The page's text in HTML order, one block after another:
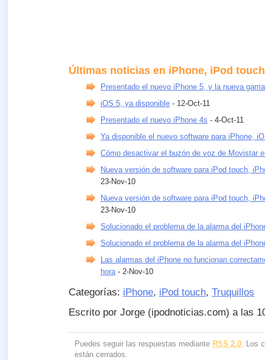
Últimas noticias en iPhone, iPod
Presentado el nuevo iPhone 5, y la nueva
iOS 5, ya disponible - 12-Oct-11
Presentado el nuevo iPhone 4s - 4-Oct-11
Ya disponible el nuevo software para iPhone,
Cómo desactivar el buzón de voz de Movistar
Nueva versión de software para iPod touch,
23-Nov-10
Nueva versión de software para iPod touch,
23-Nov-10
Solucionado el problema de la alarma del
Solucionado el problema de la alarma del
Las alarmas del iPhone no funcionan
hora- 2-Nov-10
Categorías: iPhone, iPod touch, Truquillos
Escrito por Jorge (ipodnoticias.com) a las
Puedes seguir las respuestas mediante RSS 2.0. Los
están cerrados.